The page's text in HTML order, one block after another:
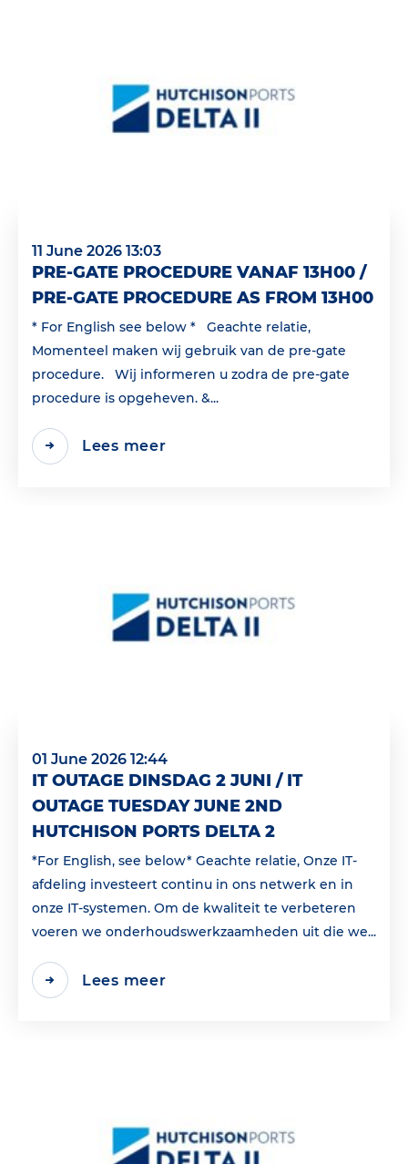
11 June 2026 13:03
PRE-GATE PROCEDURE VANAF 13H00 /
PRE-GATE PROCEDURE AS FROM 13H00
* For English see below * Geachte relatie,
Momenteel maken wij gebruik van de pre-gate
procedure. Wij informeren u zodra de pre-gate
procedure is opgeheven. &...
Lees meer
01 June 2026 12:44
IT OUTAGE DINSDAG 2 JUNI / IT
OUTAGE TUESDAY JUNE 2ND
HUTCHISON PORTS DELTA 2
*For English, see below* Geachte relatie, Onze IT-
afdeling investeert continu in ons netwerk en in
onze IT-systemen. Om de kwaliteit te verbeteren
voeren we onderhoudswerkzaamheden uit die we...
Lees meer